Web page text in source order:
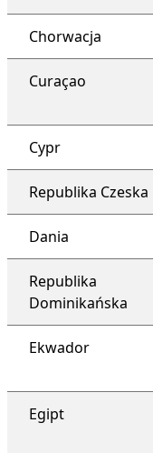
Chorwacja
Curaçao
Cypr
Republika Czeska
Dania
Republika
Dominikańska
Ekwador
Egipt